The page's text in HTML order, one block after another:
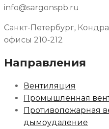
info@sargonspb.ru
Санкт-Петербург,
офисы 210-212
Направления
Вентиляция
Промышленная
Противопожарная
дымоудаление